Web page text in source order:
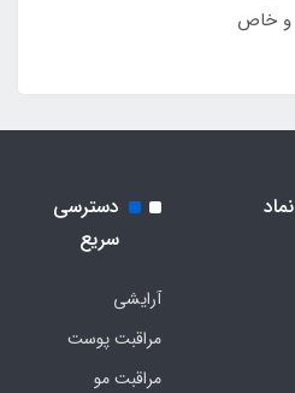
و خاص
دسترسی
سریع
آرایشی
مراقبت پوست
مراقبت مو